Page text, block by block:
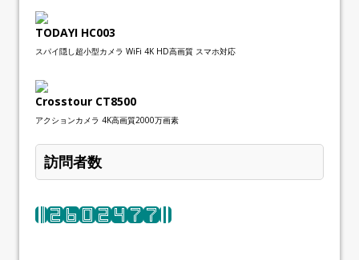
TODAYI HC003
スパイ隠し超小型カメラ WiFi 4K HD高画質 スマホ対応
Crosstour CT8500
アクションカメラ 4K高画質2000万画素
訪問者数